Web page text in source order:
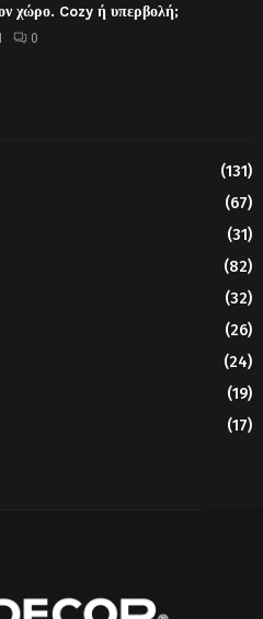
χώρο. Cozy ή υπερβολή;
0
(131)
(67)
(31)
(82)
(32)
(26)
(24)
(19)
(17)